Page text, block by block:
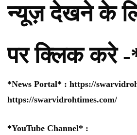
न्यूज़ देखने के
पर क्लिक करे
*News Portal* : https://
https://swarvidrohtimes.com/
*YouTube Channel* :